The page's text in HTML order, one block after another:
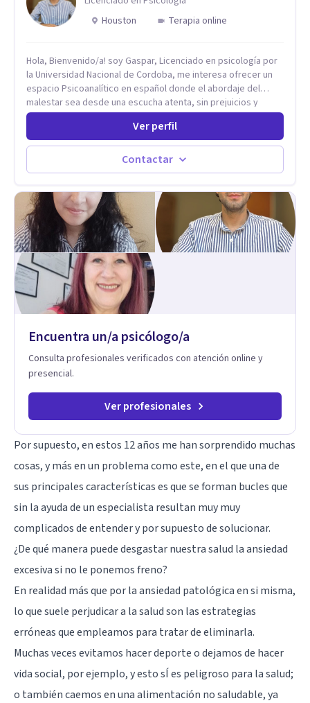
Houston
Terapia online
Hola, Bienvenido/a! soy Gaspar, Licenciado en psicología por
la Universidad Nacional de Cordoba, me interesa ofrecer un
espacio Psicoanalítico en español donde el abordaje del
malestar sea desde una escucha atenta, sin prejuicios y
rescatando lo singular de cada caso, sin caer en etiquetas.
Considero que todas las personas en algún momento pueden
sufrir y cada una por cuestiones particulares, es en mi
espacio donde se le dará un lugar a esas cuestiones
singulares de cada uno, para luego generar cambios. Soy una
seminarios, una especialización en psicoanálisis y también
investigo. Siempre en la búsqueda de ser un mejor
profesional.
Ver perfil
Contactar
Encuentra un/a psicólogo/a
Consulta profesionales verificados con atención online y
presencial.
Ver profesionales
Por supuesto, en estos 12 años me han sorprendido muchas
cosas, y más en un problema como este, en el que una de
sus principales características es que se forman bucles que
sin la ayuda de un especialista resultan muy muy
complicados de entender y por supuesto de solucionar.
¿De qué manera puede desgastar nuestra salud la ansiedad
excesiva si no le ponemos freno?
En realidad más que por la ansiedad patológica en si misma,
lo que suele perjudicar a la salud son las estrategias
erróneas que empleamos para tratar de eliminarla.
Muchas veces evitamos hacer deporte o dejamos de hacer
vida social, por ejemplo, y esto sÍ es peligroso para la salud;
o también caemos en una alimentación no saludable, ya